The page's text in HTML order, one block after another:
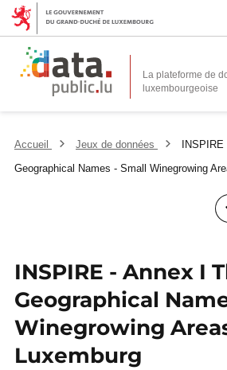
La plateforme de
Accueil Jeux de données
Geographical Names - Small Winegrowing
INSPIRE - Annex I
Geographical
Winegrowing
Luxemburg